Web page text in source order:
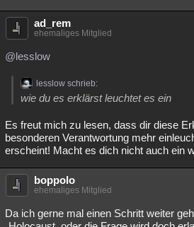
ad_rem
ehemaliges Mitglied
@lesslow
lesslow schrieb:
wie du es erklärst leuchtet es ein
Es freut mich zu lesen, dass dir diese
besonderen Verantwortung mehr
erscheint! Macht es dich nicht auch ein
boppolo
ehemaliges Mitglied
Da ich gerne mal einen Schritt weiter